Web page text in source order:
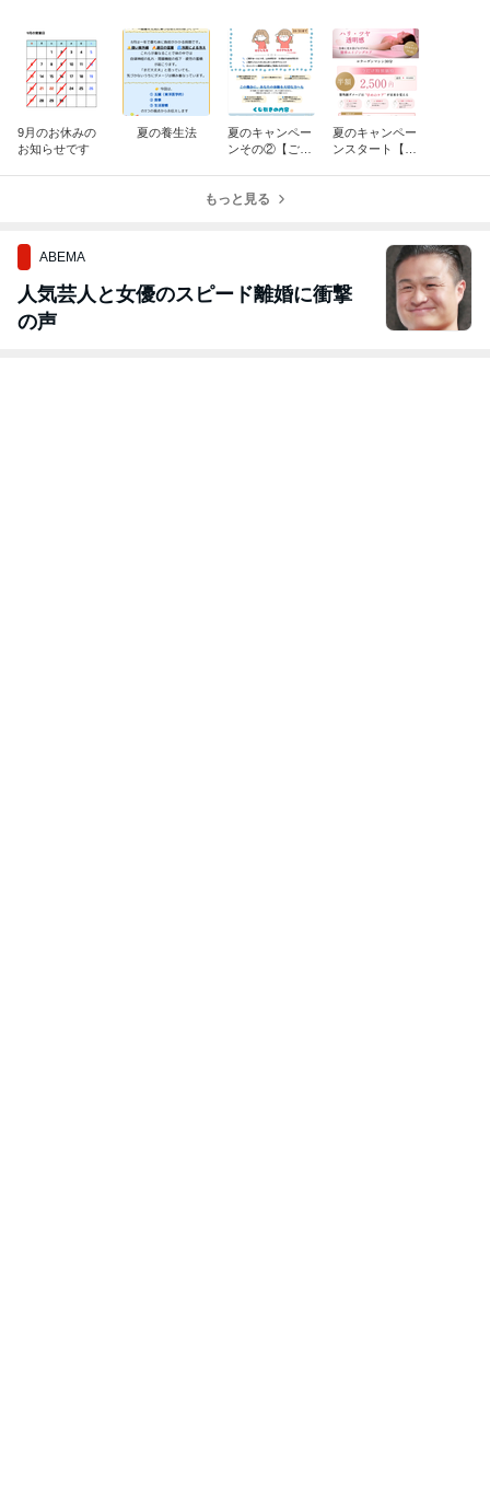
9月のお休みの
お知らせです
夏の養生法
夏のキャンペー
ンその②【ご紹
夏のキャンペー
ンスタート【コ
もっと見る
ABEMA
人気芸人と女優のスピード離婚に衝撃
の声